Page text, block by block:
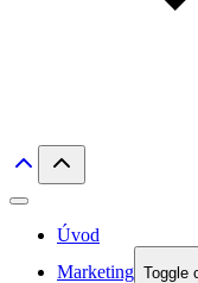
Úvod
Marketing Toggle